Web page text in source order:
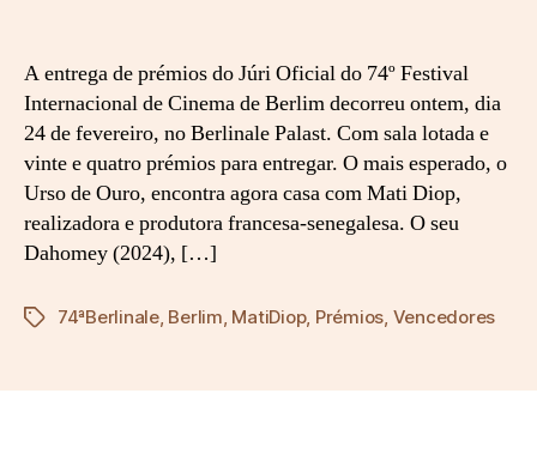
o
c
o
m
D
a
e
A entrega de prémios do Júri Oficial do 74º Festival
Internacional de Cinema de Berlim decorreu ontem, dia
24 de fevereiro, no Berlinale Palast. Com sala lotada e
vinte e quatro prémios para entregar. O mais esperado, o
Urso de Ouro, encontra agora casa com Mati Diop,
realizadora e produtora francesa-senegalesa. O seu
Dahomey (2024), […]
Etiquetas
74ªBerlinale, Berlim, MatiDiop, Prémios, Vencedores